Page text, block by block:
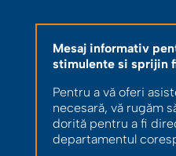
Mesaj informativ
stimulente si sprijin
Pentru a vă oferi
necesară, vă rugăm
dorită pentru a fi
departamentul